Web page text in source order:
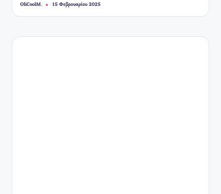
Συγγραφέας:
OliCoolM. 15 Φεβρουαρίου 2025